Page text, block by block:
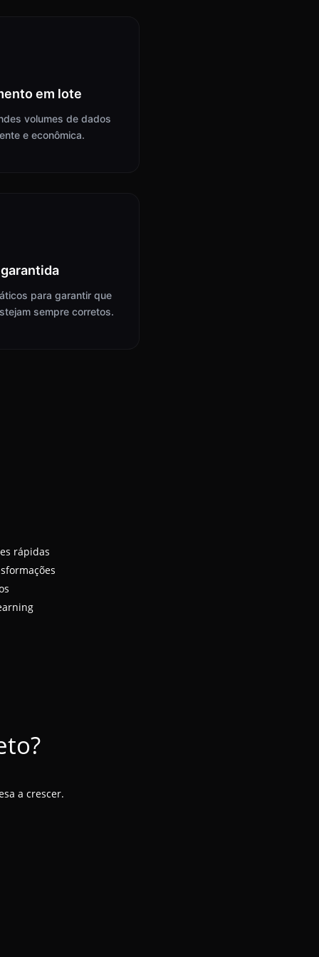
em lote
volumes de dados
e econômica.
para garantir que
sempre corretos.
rápidas
a crescer.